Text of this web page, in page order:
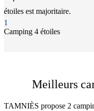
étoiles est majoritaire.
1
Camping 4 étoiles
Meilleurs
TAMNIÈS propose 2